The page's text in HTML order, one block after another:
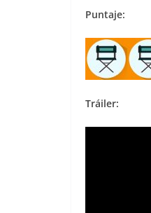
Puntaje:
Tráiler: